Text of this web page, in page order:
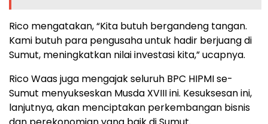
Rico mengatakan, “Kita butuh bergandeng tangan.
Kami butuh para pengusaha untuk hadir berjuang di
Sumut, meningkatkan nilai investasi kita,” ucapnya.
Rico Waas juga mengajak seluruh BPC HIPMI se-
Sumut menyukseskan Musda XVIII ini. Kesuksesan ini,
lanjutnya, akan menciptakan perkembangan bisnis